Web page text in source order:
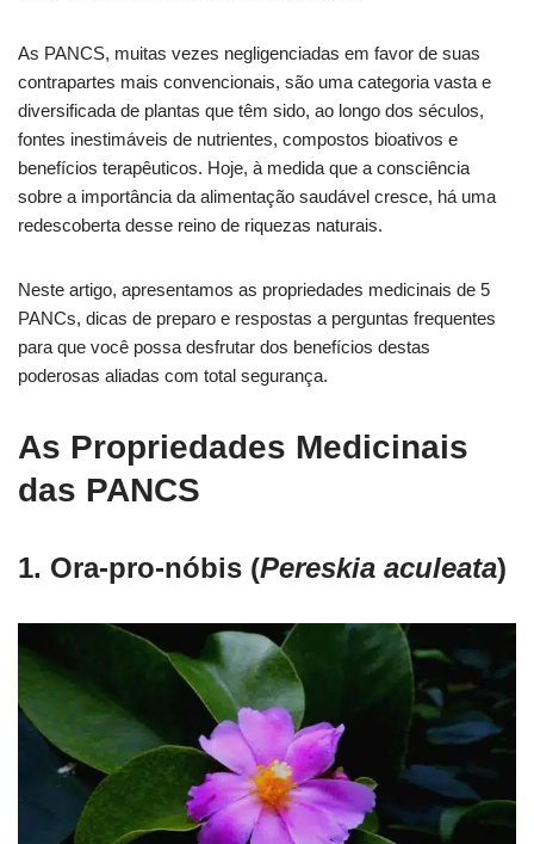
As PANCS, muitas vezes negligenciadas em favor de suas
contrapartes mais convencionais, são uma categoria vasta e
diversificada de plantas que têm sido, ao longo dos séculos,
fontes inestimáveis de nutrientes, compostos bioativos e
benefícios terapêuticos. Hoje, à medida que a consciência
sobre a importância da alimentação saudável cresce, há uma
redescoberta desse reino de riquezas naturais.
Neste artigo, apresentamos as propriedades medicinais de 5
PANCs, dicas de preparo e respostas a perguntas frequentes
para que você possa desfrutar dos benefícios destas
poderosas aliadas com total segurança.
As Propriedades Medicinais
das PANCS
1. Ora-pro-nóbis (Pereskia aculeata)